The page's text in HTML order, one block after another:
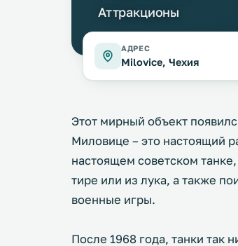
Аттракционы
АДРЕС
Milovice, Чехия
Этот мирный объект
Миловице – это настоящий
настоящем советском
тире или из лука, а также
военные игры.
После 1968 года, танки так